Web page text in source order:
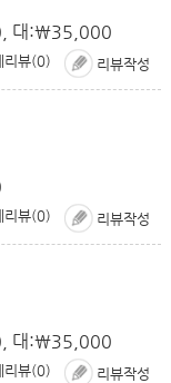
대:￦35,000
리뷰작성
리뷰(0)
리뷰작성
리뷰(0)
대:￦35,000
리뷰작성
리뷰(0)